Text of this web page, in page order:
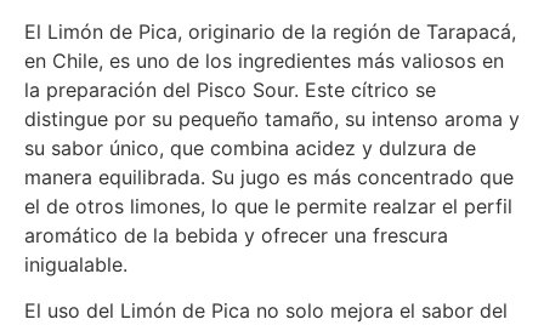
El Limón de Pica, originario de la región de Tarapacá,
en Chile, es uno de los ingredientes más valiosos en
la preparación del Pisco Sour. Este cítrico se
distingue por su pequeño tamaño, su intenso aroma y
su sabor único, que combina acidez y dulzura de
manera equilibrada. Su jugo es más concentrado que
el de otros limones, lo que le permite realzar el perfil
aromático de la bebida y ofrecer una frescura
inigualable.
El uso del Limón de Pica no solo mejora el sabor del